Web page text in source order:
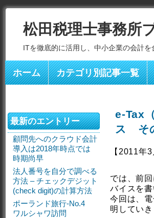
松田税理士事務所
ITを徹底的に活用し、中小企業の会計
ホーム カテゴリ別記事一覧
e-Tax
ス そ
【2011年
では、前
バイスを
今回は、
明していき
最新のエントリー
顧問先へのクラウド会計
導入は2018年時点では
時期尚早
法人番号を自分で調べる
方法 – チェックデジット
(check digit)の計算方法
ポーランド旅行-No.4
ワルシャワ訪問